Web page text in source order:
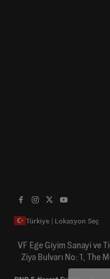
Türkiye | Lokasyon Seç
VF Ege Giyim Sanayi ve
Ziya Bulvarı No: 1, The